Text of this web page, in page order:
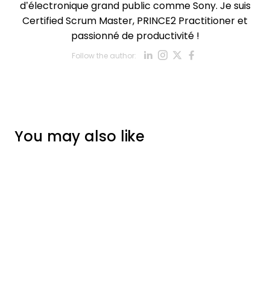
d’électronique grand public comme Sony. Je suis
Certified Scrum Master, PRINCE2 Practitioner et
passionné de productivité !
Follow the author: Opens new
Opens new
Opens new
Opens
You may also like